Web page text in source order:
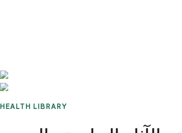
HEALTH LIBRARY